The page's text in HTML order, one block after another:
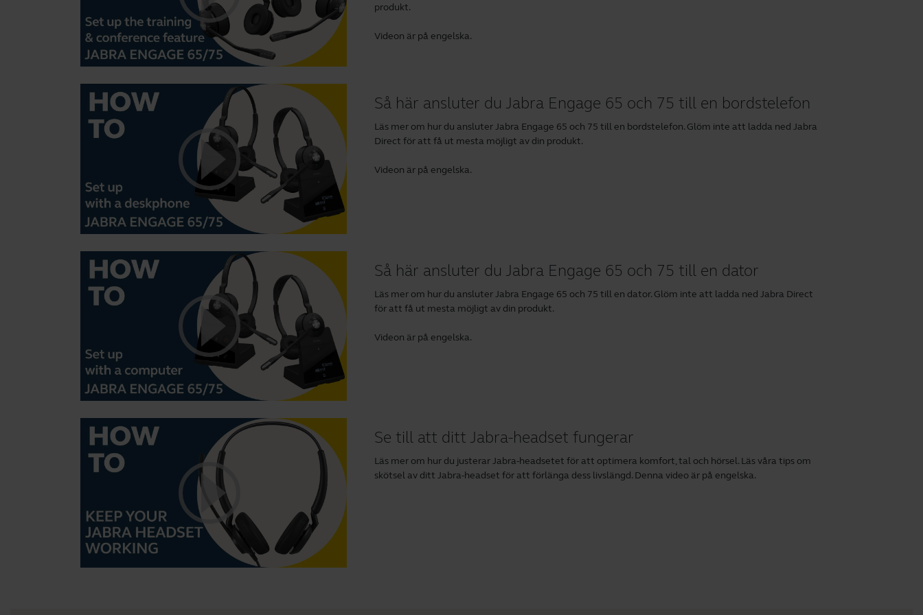
produkt.
Videon är på engelska.
Så här ansluter du Jabra Engage 65 och 75 till en bordstelefon
Läs mer om hur du ansluter Jabra Engage 65 och 75 till en bordstelefon. Glöm inte att ladda nedJabra
Direct för att få ut mesta möjligt av din produkt.
Videon är på engelska.
Så här ansluter du Jabra Engage 65 och 75 till en dator
Läs mer om hur du ansluter Jabra Engage 65 och 75 till en dator. Glöm inte att ladda nedJabra Direct
för att få ut mesta möjligt av din produkt.
Videon är på engelska.
Se till att ditt Jabra-headset fungerar
Läs mer om hur du justerar Jabra-headsetet för att optimera komfort, tal och hörsel. Läs våra tips om
skötsel av ditt Jabra-headset för att förlänga dess livslängd. Denna video är på engelska.